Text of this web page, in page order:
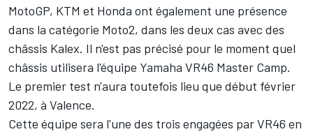
MotoGP, KTM et Honda ont également une présence
dans la catégorie Moto2, dans les deux cas avec des
châssis Kalex. Il n'est pas précisé pour le moment quel
châssis utilisera l'équipe Yamaha VR46 Master Camp.
Le premier test n'aura toutefois lieu que début février
2022, à Valence.
Cette équipe sera l'une des trois engagées par VR46 en